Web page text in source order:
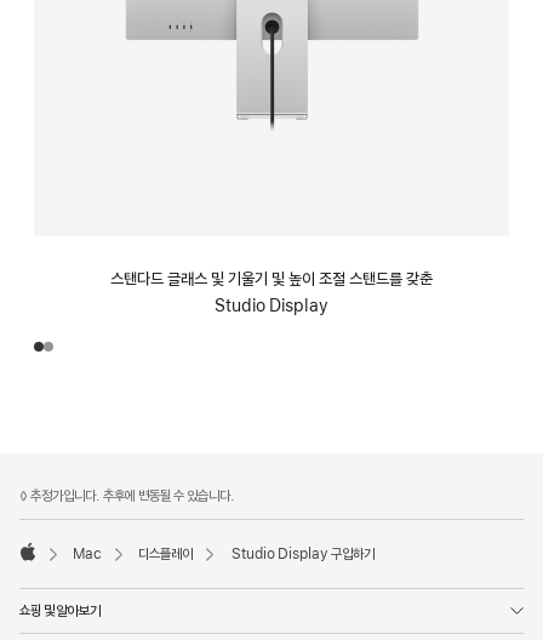
스탠다드 글래스 및 기울기 및 높이 조절 스탠드를 갖춘
Studio Display
◊ 추정가입니다. 추후에 변동될 수 있습니다.
Mac 디스플레이 Studio Display 구입하기
쇼핑 및 알아보기